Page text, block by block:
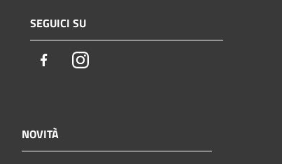
SEGUICI SU
FacebookInstagram
NOVITÀ